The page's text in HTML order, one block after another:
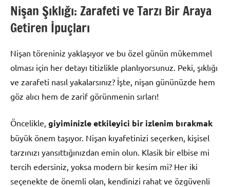
Nişan Şıklığı: Zarafeti ve Tarzı Bir Araya
Getiren İpuçları
Nişan töreniniz yaklaşıyor ve bu özel günün mükemmel
olması için her detayı titizlikle planlıyorsunuz. Peki, şıklığı
ve zarafeti nasıl yakalarsınız? İşte, nişan gününüzde hem
göz alıcı hem de zarif görünmenin sırları!
Öncelikle, giyiminizle etkileyici bir izlenim bırakmak
büyük önem taşıyor. Nişan kıyafetinizi seçerken, kişisel
tarzınızı yansıttığınızdan emin olun. Klasik bir elbise mi
tercih edersiniz, yoksa modern bir kesim mi? Her iki
seçenekte de önemli olan, kendinizi rahat ve özgüvenli